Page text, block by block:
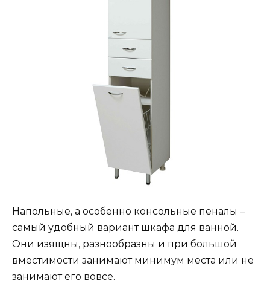
Напольные, а особенно консольные пеналы –
самый удобный вариант шкафа для ванной.
Они изящны, разнообразны и при большой
вместимости занимают минимум места или не
занимают его вовсе.